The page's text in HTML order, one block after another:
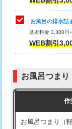
その他部品の脱
交換・取付（タ
交換・取付（普
交換・取付（温
交換・取付(単水
お風呂の排水詰
基本料金 3,300円
WEB割引
お風呂つま
作
お風呂つまり（